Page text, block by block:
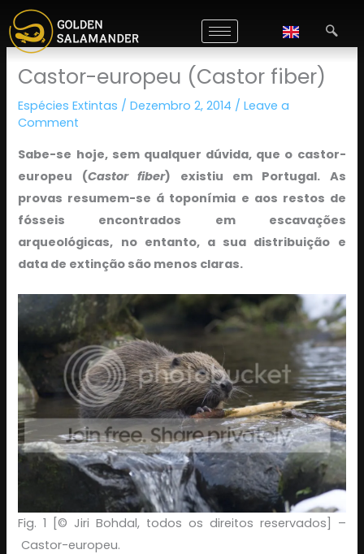
Skip
to
content
Castor-europeu (Castor fiber)
Espécies Extintas /Dezembro 2, 2014 /Leave a
Comment
Sabe-se hoje, sem qualquer dúvida, que o castor-
europeu (Castor fiber) existiu em Portugal. As
provas resumem-se á toponímia e aos restos de
fósseis encontrados em escavações
arqueológicas, no entanto, a sua distribuição e
data de extinção são menos claras.
Fig. 1 [© Jiri Bohdal, todos os direitos reservados] –
Castor-europeu.